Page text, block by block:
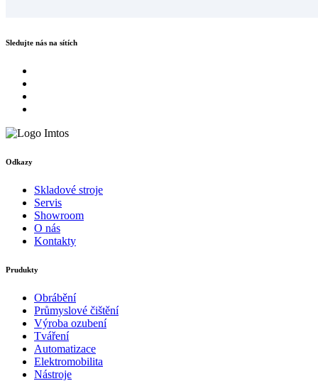
Sledujte nás na sítích
Odkazy
Skladové stroje
Servis
Showroom
O nás
Kontakty
Prudukty
Obrábění
Průmyslové čištění
Výroba ozubení
Tváření
Automatizace
Elektromobilita
Nástroje